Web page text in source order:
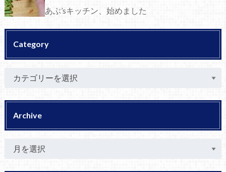
あぶ’sキッチン、始めました
Category
Archive